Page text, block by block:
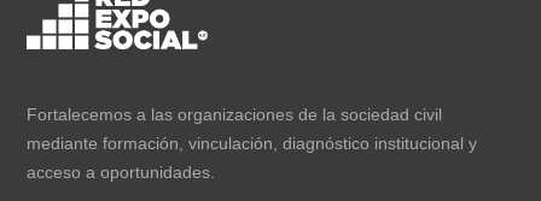
Fortalecemos a las organizaciones de la sociedad civil
mediante formación, vinculación, diagnóstico institucional y
acceso a oportunidades.